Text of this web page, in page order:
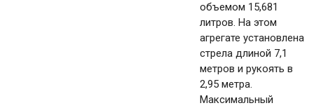
объемом 15,681
литров. На этом
агрегате установлена
стрела длиной 7,1
метров и рукоять в
2,95 метра.
Максимальный